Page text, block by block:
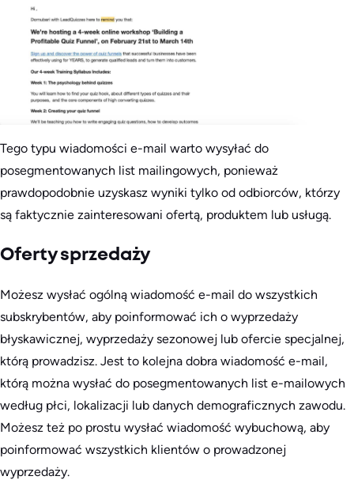
Tego typu wiadomości e-mail warto wysyłać do
posegmentowanych list mailingowych, ponieważ
prawdopodobnie uzyskasz wyniki tylko od odbiorców, którzy
są faktycznie zainteresowani ofertą, produktem lub usługą.
Oferty sprzedaży
Możesz wysłać ogólną wiadomość e-mail do wszystkich
subskrybentów, aby poinformować ich o wyprzedaży
błyskawicznej, wyprzedaży sezonowej lub ofercie specjalnej,
którą prowadzisz. Jest to kolejna dobra wiadomość e-mail,
którą można wysłać do posegmentowanych list e-mailowych
według płci, lokalizacji lub danych demograficznych zawodu.
Możesz też po prostu wysłać wiadomość wybuchową, aby
poinformować wszystkich klientów o prowadzonej
wyprzedaży.